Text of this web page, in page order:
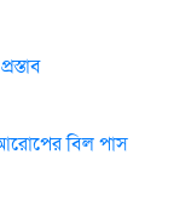
বিল পাস